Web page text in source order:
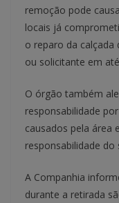
remoção pode
locais já
o reparo da calçada
ou solicitante em
O órgão também
responsabilidade
causados pela área
responsabilidade do
A Companhia
durante a retirada